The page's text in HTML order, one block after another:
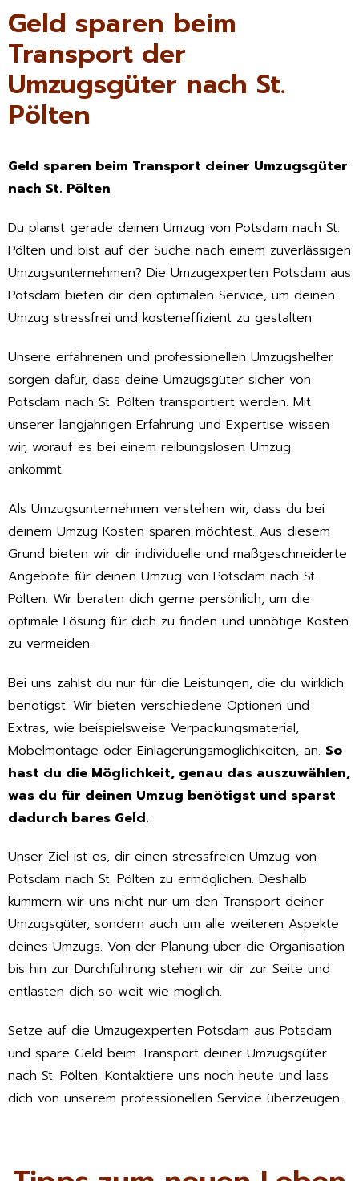
Geld sparen beim
Transport der
Umzugsgüter nach St.
Pölten
Geld sparen beim Transport deiner Umzugsgüter
nach St. Pölten
Du planst gerade deinen Umzug von Potsdam nach St.
Pölten und bist auf der Suche nach einem zuverlässigen
Umzugsunternehmen? Die Umzugexperten Potsdam aus
Potsdam bieten dir den optimalen Service, um deinen
Umzug stressfrei und kosteneffizient zu gestalten.
Unsere erfahrenen und professionellen Umzugshelfer
sorgen dafür, dass deine Umzugsgüter sicher von
Potsdam nach St. Pölten transportiert werden. Mit
unserer langjährigen Erfahrung und Expertise wissen
wir, worauf es bei einem reibungslosen Umzug
ankommt.
Als Umzugsunternehmen verstehen wir, dass du bei
deinem Umzug Kosten sparen möchtest. Aus diesem
Grund bieten wir dir individuelle und maßgeschneiderte
Angebote für deinen Umzug von Potsdam nach St.
Pölten. Wir beraten dich gerne persönlich, um die
optimale Lösung für dich zu finden und unnötige Kosten
zu vermeiden.
Bei uns zahlst du nur für die Leistungen, die du wirklich
benötigst. Wir bieten verschiedene Optionen und
Extras, wie beispielsweise Verpackungsmaterial,
Möbelmontage oder Einlagerungsmöglichkeiten, an. So
hast du die Möglichkeit, genau das auszuwählen,
was du für deinen Umzug benötigst und sparst
dadurch bares Geld.
Unser Ziel ist es, dir einen stressfreien Umzug von
Potsdam nach St. Pölten zu ermöglichen. Deshalb
kümmern wir uns nicht nur um den Transport deiner
Umzugsgüter, sondern auch um alle weiteren Aspekte
deines Umzugs. Von der Planung über die Organisation
bis hin zur Durchführung stehen wir dir zur Seite und
entlasten dich so weit wie möglich.
Setze auf die Umzugexperten Potsdam aus Potsdam
und spare Geld beim Transport deiner Umzugsgüter
nach St. Pölten. Kontaktiere uns noch heute und lass
dich von unserem professionellen Service überzeugen.